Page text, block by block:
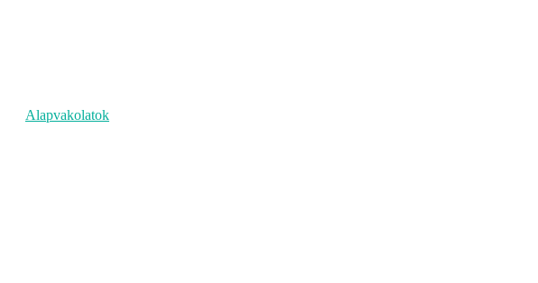
Alapvakolatok